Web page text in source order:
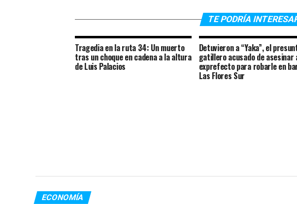
TE PODRÍA
Tragedia en la ruta 34: Un muerto
tras un choque en cadena a la altura
de Luis Palacios
Detuvieron a “Yaka”, el
gatillero acusado de asesinar
exprefecto para robarle en
Las Flores Sur
ECONOMÍA